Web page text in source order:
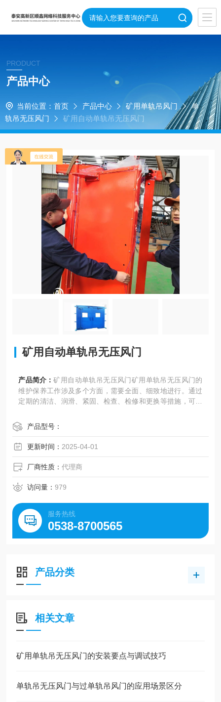
PRODUCT
产品中心
当前位置： 首页 产品中心 矿用单轨吊风门
单
轨吊无压风门
矿用自动单轨吊无压风门
矿用自动单轨吊无压风门
产品简介：矿用自动单轨吊无压风门矿用单轨吊无压风门的
维护保养工作涉及多个方面，需要全面、细致地进行。通过
定期的清洁、润滑、紧固、检查、检修和更换等措施，可以
全提供有力保障。
产品型号：
更新时间： 2025-04-01
厂商性质：代理商
访问量：979
服务热线
0538-8700565
产品分类
相关文章
矿用单轨吊无压风门的安装要点与调试技巧
单轨吊无压风门与过单轨吊风门的应用场景区分